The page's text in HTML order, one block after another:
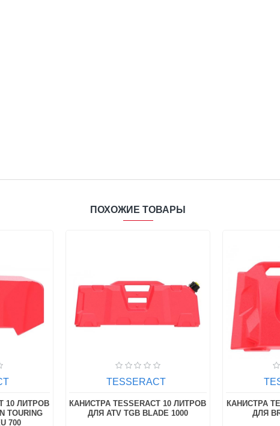
ПОХОЖИЕ ТОВАРЫ
15 ЛИТРОВ
X3
TESSERACT
КАНИСТРА TESSERACT 15 ЛИТРОВ
ДЛЯ UTV RZR 1000
КАНИСТРА